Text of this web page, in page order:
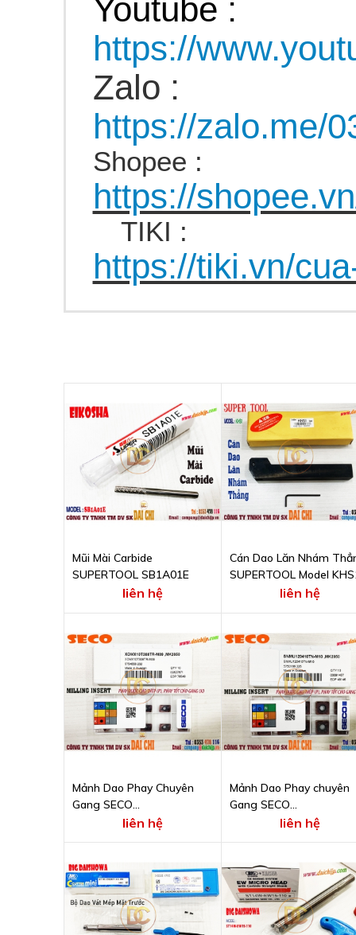
Youtube :
https://
Zalo :
https://zalo.me/
Shopee :
https://
TIKI :
https://tiki.vn/
Mũi Mài Carbide
SUPERTOOL SB1A01E
liên hệ
Cán Dao Lăn Nhám
SUPERTOOL Model
liên hệ
Mảnh Dao Phay Chuyên
Gang SECO
XOMX10T308TR-M09
liên hệ
Mảnh Dao Phay chuyên
Gang SECO
SNMU120410TN-M10
liên hệ